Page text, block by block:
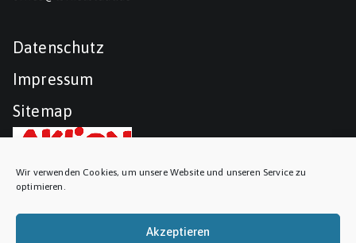
Wir verwenden Cookies, um unsere Website und unseren Service zu
optimieren.
Akzeptieren
Datenschutz
Impressum
Sitemap